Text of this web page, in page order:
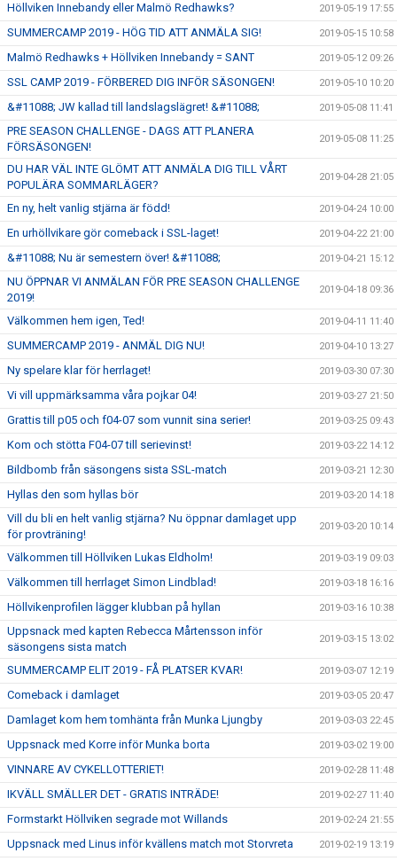
Höllviken Innebandy eller Malmö Redhawks? 2019-05-19 17:55
SUMMERCAMP 2019 - HÖG TID ATT ANMÄLA SIG! 2019-05-15 10:58
Malmö Redhawks + Höllviken Innebandy = SANT 2019-05-12 09:26
SSL CAMP 2019 - FÖRBERED DIG INFÖR SÄSONGEN! 2019-05-10 10:20
&#11088; JW kallad till landslagslägret! &#11088; 2019-05-08 11:41
PRE SEASON CHALLENGE - DAGS ATT PLANERA
FÖRSÄSONGEN!
2019-05-08 11:25
DU HAR VÄL INTE GLÖMT ATT ANMÄLA DIG TILL VÅRT
POPULÄRA SOMMARLÄGER?
2019-04-28 21:05
En ny, helt vanlig stjärna är född! 2019-04-24 10:00
En urhöllvikare gör comeback i SSL-laget! 2019-04-22 21:00
&#11088; Nu är semestern över! &#11088; 2019-04-21 15:12
NU ÖPPNAR VI ANMÄLAN FÖR PRE SEASON CHALLENGE
2019!
2019-04-18 09:36
Välkommen hem igen, Ted! 2019-04-11 11:40
SUMMERCAMP 2019 - ANMÄL DIG NU! 2019-04-10 13:27
Ny spelare klar för herrlaget! 2019-03-30 07:30
Vi vill uppmärksamma våra pojkar 04! 2019-03-27 21:50
Grattis till p05 och f04-07 som vunnit sina serier! 2019-03-25 09:43
Kom och stötta F04-07 till serievinst! 2019-03-22 14:12
Bildbomb från säsongens sista SSL-match 2019-03-21 12:30
Hyllas den som hyllas bör 2019-03-20 14:18
Vill du bli en helt vanlig stjärna? Nu öppnar damlaget upp
för provträning!
2019-03-20 10:14
Välkommen till Höllviken Lukas Eldholm! 2019-03-19 09:03
Välkommen till herrlaget Simon Lindblad! 2019-03-18 16:16
Höllvikenprofilen lägger klubban på hyllan 2019-03-16 10:38
Uppsnack med kapten Rebecca Mårtensson inför
säsongens sista match
2019-03-15 13:02
SUMMERCAMP ELIT 2019 - FÅ PLATSER KVAR! 2019-03-07 12:19
Comeback i damlaget 2019-03-05 20:47
Damlaget kom hem tomhänta från Munka Ljungby 2019-03-03 22:45
Uppsnack med Korre inför Munka borta 2019-03-02 19:00
VINNARE AV CYKELLOTTERIET! 2019-02-28 11:48
IKVÄLL SMÄLLER DET - GRATIS INTRÄDE! 2019-02-27 11:40
Formstarkt Höllviken segrade mot Willands 2019-02-24 21:55
Uppsnack med Linus inför kvällens match mot Storvreta 2019-02-19 13:19